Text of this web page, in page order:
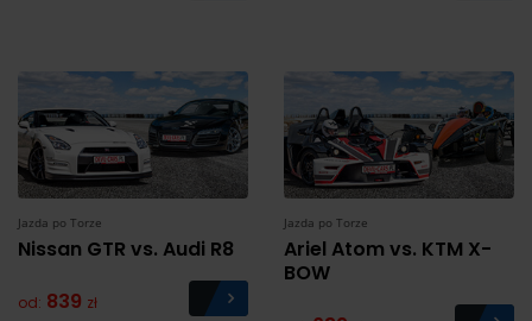
Jazda po Torze
Nissan GTR vs. Audi R8
od: 839 zł
Jazda po Torze
Ariel Atom vs. KTM X-
BOW